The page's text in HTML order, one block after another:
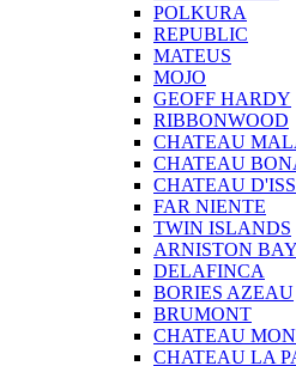
POLKURA
REPUBLIC
MATEUS
MOJO
GEOFF HARDY
RIBBONWOOD
CHATEAU
CHATEAU
CHATEAU
FAR NIENTE
TWIN ISLANDS
ARNISTON BAY
DELAFINCA
BORIES AZEAU
BRUMONT
CHATEAU
CHATEAU LA